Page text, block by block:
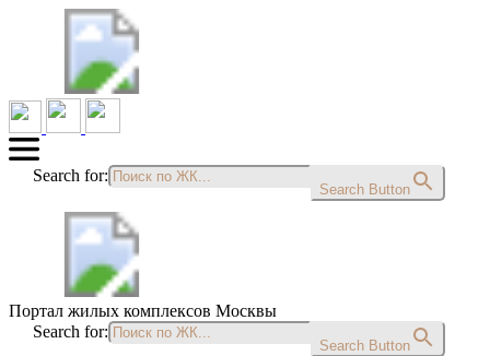
Search for:
Search Button
Портал жилых комплексов Москвы
Search for:
Search Button